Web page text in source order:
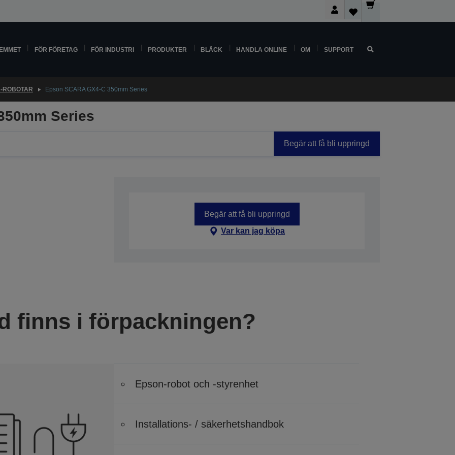
FÖR FÖRETAG FÖR INDUSTRI PRODUKTER BLÄCK HANDLA ONLINE OM SUPPORT
ROBOTAR Epson SCARA GX4-C 350mm Series
Series
Begär att få bli uppringd
Begär att få bli uppringd
Var kan jag köpa
finns i förpackningen?
Epson-robot och -styrenhet
Installations- / säkerhetshandbok